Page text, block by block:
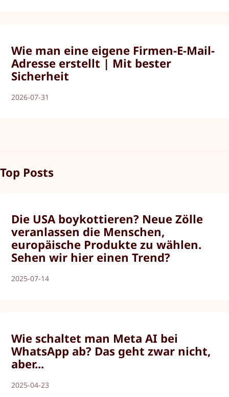
Wie man eine eigene Firmen-E-Mail-
Adresse erstellt | Mit bester
Sicherheit
2026-07-31
Top Posts
Die USA boykottieren? Neue Zölle
veranlassen die Menschen,
europäische Produkte zu wählen.
Sehen wir hier einen Trend?
2025-07-14
Wie schaltet man Meta AI bei
WhatsApp ab? Das geht zwar nicht,
aber...
2025-04-23